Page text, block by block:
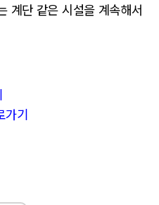
계단 같은 시설을 계속해서
가기